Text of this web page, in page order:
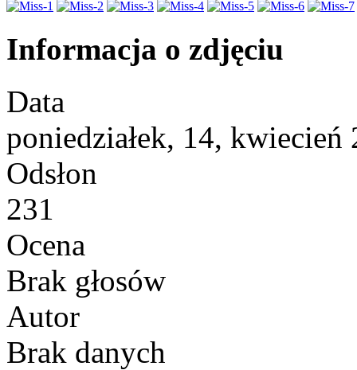
Informacja o zdjęciu
Data
poniedziałek, 14, kwiecień
Odsłon
231
Ocena
Brak głosów
Autor
Brak danych